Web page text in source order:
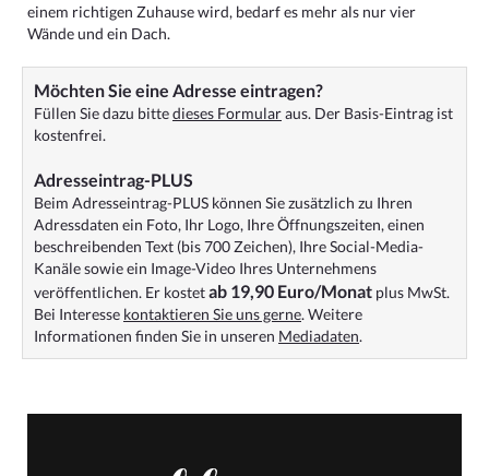
einem richtigen Zuhause wird, bedarf es mehr als nur vier
Wände und ein Dach.
Möchten Sie eine Adresse eintragen?
Füllen Sie dazu bittedieses Formularaus. Der Basis-Eintrag ist
kostenfrei.
Adresseintrag-PLUS
Beim Adresseintrag-PLUS können Sie zusätzlich zu Ihren
Adressdaten ein Foto, Ihr Logo, Ihre Öffnungszeiten, einen
beschreibenden Text (bis 700 Zeichen), Ihre Social-Media-
Kanäle sowie ein Image-Video Ihres Unternehmens
veröffentlichen. Er kostetab 19,90 Euro/Monat plus MwSt.
Bei Interesse kontaktieren Sie uns gerne. Weitere
Informationen finden Sie in unseren Mediadaten.